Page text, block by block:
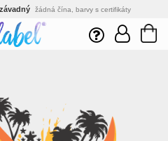
žádná čína, barvy s certifikáty
vývoj, nejnovější technologie
expedujeme do 24h